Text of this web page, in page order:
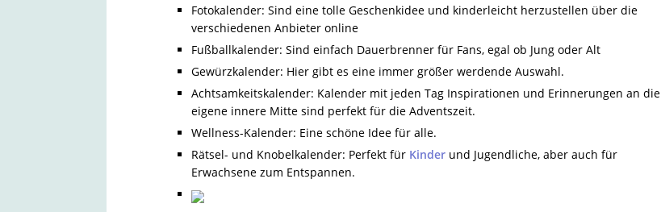
Fotokalender: Sind eine tolle Geschenkidee und kinderleicht herzustellen über die
verschiedenen Anbieter online
Fußballkalender: Sind einfach Dauerbrenner für Fans, egal ob Jung oder Alt
Gewürzkalender: Hier gibt es eine immer größer werdende Auswahl.
Achtsamkeitskalender: Kalender mit jeden Tag Inspirationen und Erinnerungen an die
eigene innere Mitte sind perfekt für die Adventszeit.
Wellness-Kalender: Eine schöne Idee für alle.
Rätsel- und Knobelkalender: Perfekt für Kinder und Jugendliche, aber auch für
Erwachsene zum Entspannen.